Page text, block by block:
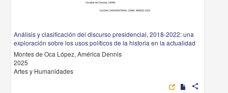
Análisis y clasificación del discurso presidencial, 2018-2022: una
exploración sobre los usos políticos de la historia en la actualidad
Montes de Oca López, América Dennis
2025
Artes y Humanidades
share